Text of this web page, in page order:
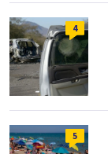
4
5